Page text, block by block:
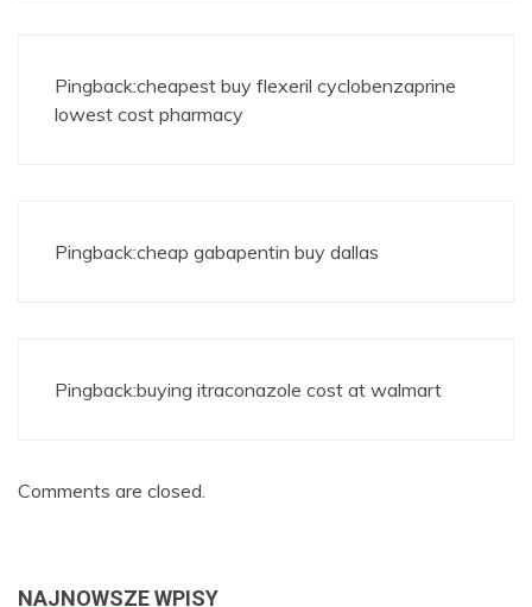
Pingback:cheapest buy flexeril cyclobenzaprine
lowest cost pharmacy
Pingback:cheap gabapentin buy dallas
Pingback:buying itraconazole cost at walmart
Comments are closed.
NAJNOWSZE WPISY